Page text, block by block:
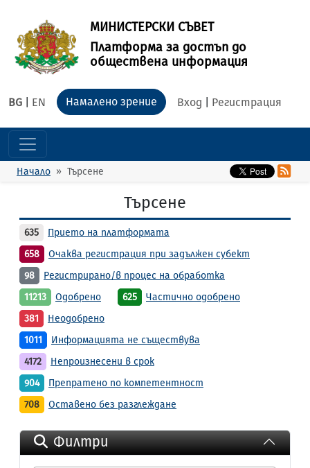
МИНИСТЕРСКИ СЪВЕТ
Платформа за достъп до
обществена информация
BG EN Вход Регистрация
Намалено зрение
Начало Търсене
Търсене
635
Прието на платформата
658
Очаква регистрация при задължен субект
98
Регистрирано/в процес на обработка
11213
Одобрено 625
Частично одобрено
381
Неодобрено
1011
Информацията не съществува
4172
Непроизнесени в срок
904
Препратено по компетентност
708
Оставено без разглеждане
Филтри